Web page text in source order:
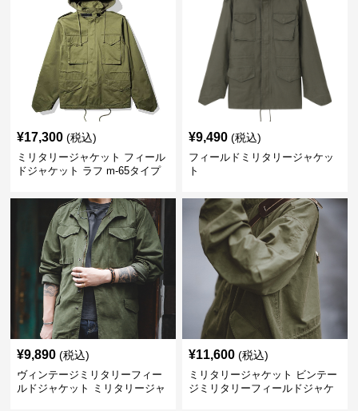
¥17,300 (税込)
ミリタリージャケット フィール
ドジャケット ラフ m-65タイプ
¥9,490 (税込)
フィールドミリタリージャケッ
ト
¥9,890 (税込)
ヴィンテージミリタリーフィー
ルドジャケット ミリタリージャ
¥11,600 (税込)
ミリタリージャケット ビンテー
ジミリタリーフィールドジャケ